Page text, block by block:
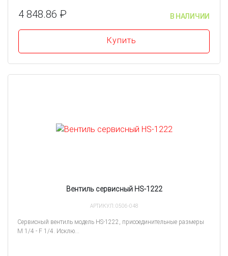
4 848.86 ₽ В НАЛИЧИИ
Купить
Вентиль сервисный HS-1222
АРТИКУЛ: 0506-048
Сервисный вентиль модель HS-1222, присоединительные размеры
M 1/4 - F 1/4. Исклю...